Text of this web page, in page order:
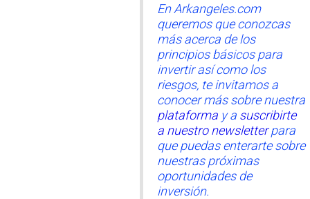
En Arkangeles.com
queremos que conozcas
más acerca de los
principios básicos para
invertir así como los
riesgos, te invitamos a
conocer más sobre nuestra
plataforma y a suscribirte
a nuestro newsletterpara
que puedas enterarte sobre
nuestras próximas
oportunidades de
inversión.